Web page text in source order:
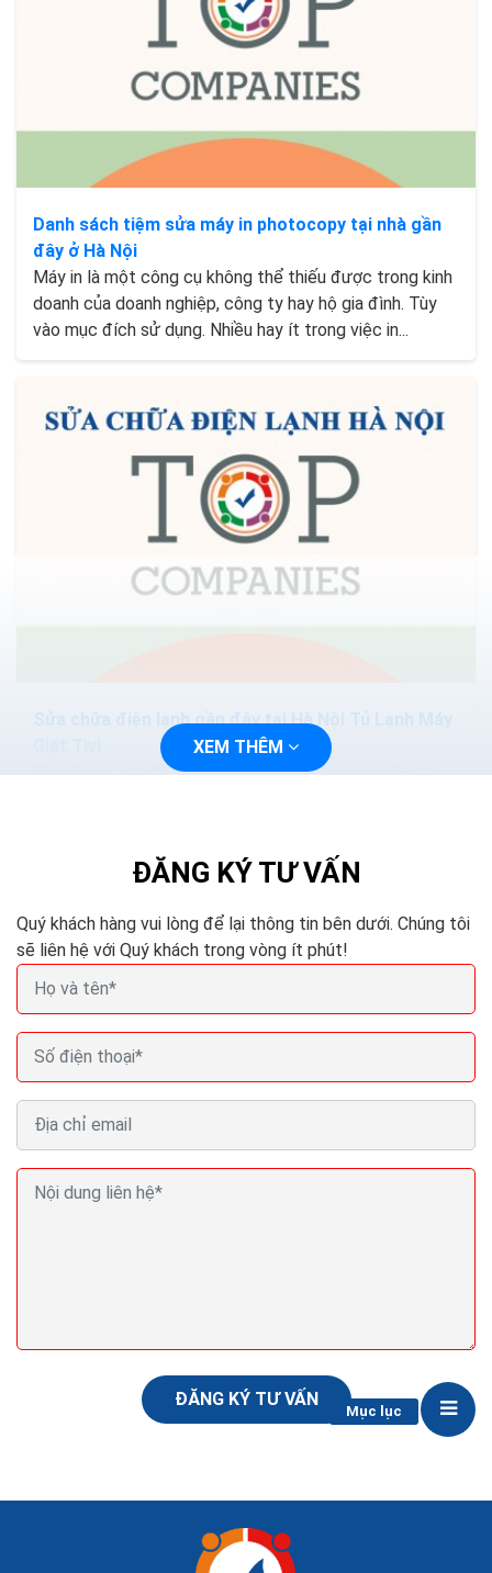
Mục lục
Danh sách tiệm sửa máy in photocopy tại nhà gần
đây ở Hà Nội
Máy in là một công cụ không thể thiếu được trong kinh
doanh của doanh nghiệp, công ty hay hộ gia đình. Tùy
vào mục đích sử dụng. Nhiều hay ít trong việc in...
Sửa chữa điện lạnh gần đây tại Hà Nội Tủ Lạnh Máy
Sau đây là top dịch vụ sửa chữa điện lạnh gần đây tại
XEM THÊM
ĐĂNG KÝ TƯ VẤN
Quý khách hàng vui lòng để lại thông tin bên dưới. Chúng tôi
sẽ liên hệ với Quý khách trong vòng ít phút!
ĐĂNG KÝ TƯ VẤN